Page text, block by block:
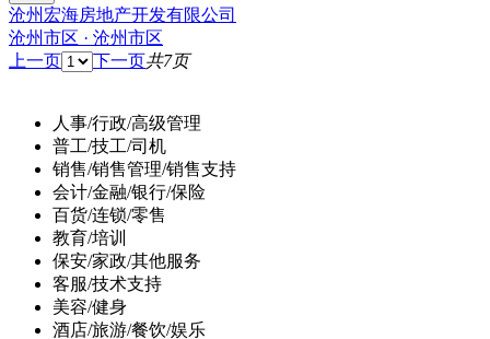
沧州宏海房地产开发有限公司
沧州市区 · 沧州市区
上一页
下一页共7页
人事/行政/高级管理
普工/技工/司机
销售/销售管理/销售支持
会计/金融/银行/保险
百货/连锁/零售
教育/培训
保安/家政/其他服务
客服/技术支持
美容/健身
酒店/旅游/餐饮/娱乐